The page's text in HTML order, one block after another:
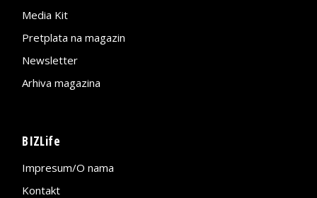
Media Kit
Pretplata na magazin
Newsletter
Arhiva magazina
BIZLife
Impresum/O nama
Kontakt